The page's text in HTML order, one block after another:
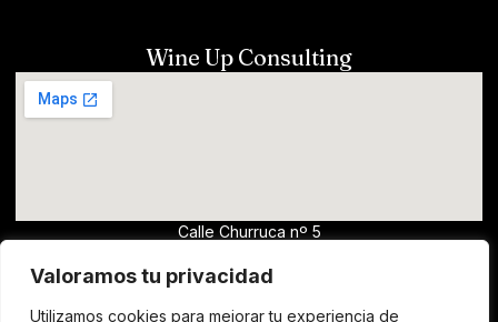
Valoramos tu privacidad
Utilizamos cookies para mejorar tu experiencia de
Wine Up Consulting
Calle Churruca nº 5